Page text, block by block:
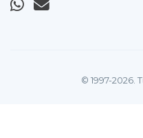
© 1997-2026.